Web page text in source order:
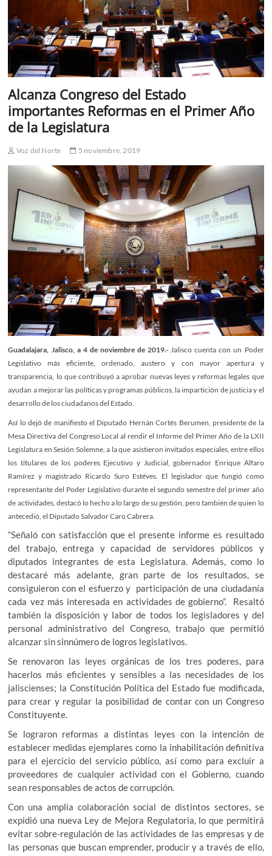
Alcanza Congreso del Estado
importantes Reformas en el Primer Año
de la Legislatura
Voz del Norte 5 noviembre, 2019
Guadalajara, Jalisco, a 4 de noviembre de 2019.- Jalisco cuenta con un Poder
Legislativo más eficiente, ordenado, austero y con mayor apertura y
transparencia, lo que contribuyó a aprobar nuevas leyes y reformas legales que
ayudan a mejorar las políticas y programas públicos, la impartición de justicia y el
desarrollo de los ciudadanos del Estado.
Así lo dejó de manifiesto el Diputado Hernán Cortés Berumen, presidente de la
Mesa Directiva del Congreso Local al rendir el Informe del Primer Año de la LXII
Legislatura en Sesión Solemne, a la que asistieron invitados especiales, entre ellos
los titulares de los poderes Ejecutivo y Judicial, gobernador Enrique Alfaro
Ramírez y magistrado Ricardo Suro Estéves. El legislador que fungió como
representante del Poder Legislativo durante el segundo semestre del primer año
de actividades, destacó lo hecho a lo largo de su gestión, pero también de quien lo
antecedió, el Diputado Salvador Caro Cabrera.
“Señaló con satisfacción que el presente informe es resultado
del trabajo, entrega y capacidad de servidores públicos y
diputados integrantes de esta Legislatura. Además, como lo
destacaré más adelante, gran parte de los resultados, se
consiguieron con el esfuerzo y participación de una ciudadanía
cada vez más interesada en actividades de gobierno”. Resaltó
también la disposición y labor de todos los legisladores y del
personal administrativo del Congreso, trabajo que permitió
alcanzar sin sinnúmero de logros legislativos.
Se renovaron las leyes orgánicas de los tres poderes, para
hacerlos más eficientes y sensibles a las necesidades de los
jaliscienses; la Constitución Política del Estado fue modificada,
para crear y regular la posibilidad de contar con un Congreso
Constituyente.
Se lograron reformas a distintas leyes con la intención de
establecer medidas ejemplares como la inhabilitación definitiva
para el ejercicio del servicio público, así como para excluir a
proveedores de cualquier actividad con el Gobierno, cuando
sean responsables de actos de corrupción.
Con una amplia colaboración social de distintos sectores, se
expidió una nueva Ley de Mejora Regulatoria, lo que permitirá
evitar sobre-regulación de las actividades de las empresas y de
las personas que buscan emprender, producir y a través de ello,